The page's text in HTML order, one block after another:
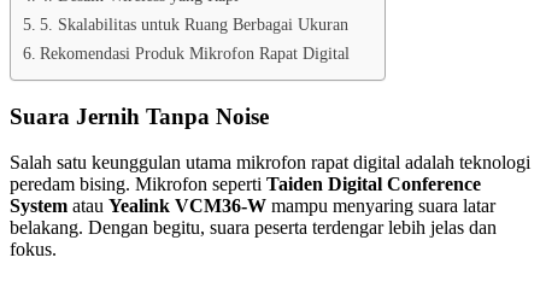
5. Skalabilitas untuk Ruang Berbagai Ukuran
Rekomendasi Produk Mikrofon Rapat Digital
Suara Jernih Tanpa Noise
Salah satu keunggulan utama mikrofon rapat digital adalah teknologi
peredam bising. Mikrofon seperti Taiden Digital Conference
System atau Yealink VCM36-W mampu menyaring suara latar
belakang. Dengan begitu, suara peserta terdengar lebih jelas dan
fokus.